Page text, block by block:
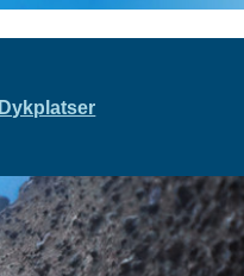
Dykplatser